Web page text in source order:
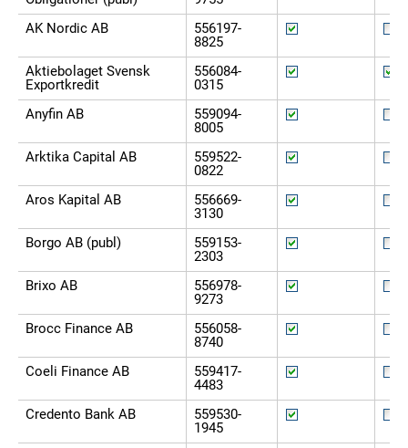
AK Nordic AB
556197-
8825
Aktiebolaget Svensk
Exportkredit
556084-
0315
Anyfin AB
559094-
8005
Arktika Capital AB
559522-
0822
Aros Kapital AB
556669-
3130
Borgo AB (publ)
559153-
2303
Brixo AB
556978-
9273
Brocc Finance AB
556058-
8740
Coeli Finance AB
559417-
4483
Credento Bank AB
559530-
1945